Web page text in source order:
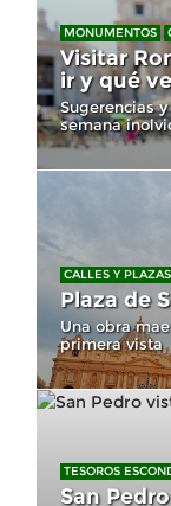
MONUMENTOS
Visitar
ir y qué
Sugerencias
semana
CALLES Y
Plaza de
Una obra
primera vista
TESOROS
San